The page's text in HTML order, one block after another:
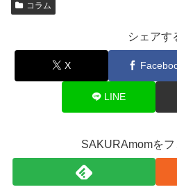
コラム
シェアす
X
LINE
SAKURAmomをフ